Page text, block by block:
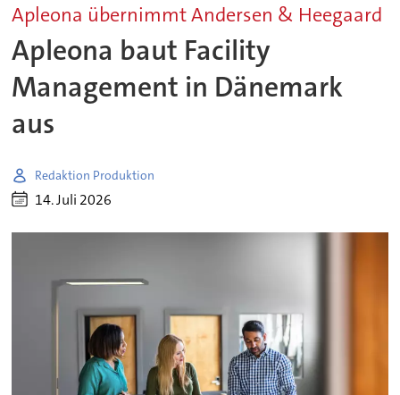
Apleona übernimmt Andersen & Heegaard
Apleona baut Facility
Management in Dänemark
aus
Redaktion Produktion
14. Juli 2026